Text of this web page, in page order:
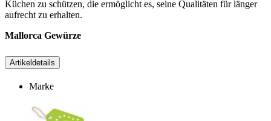
Küchen zu schützen, die ermöglicht es, seine Qualitäten für länger
aufrecht zu erhalten.
Mallorca Gewürze
Artikeldetails
Marke